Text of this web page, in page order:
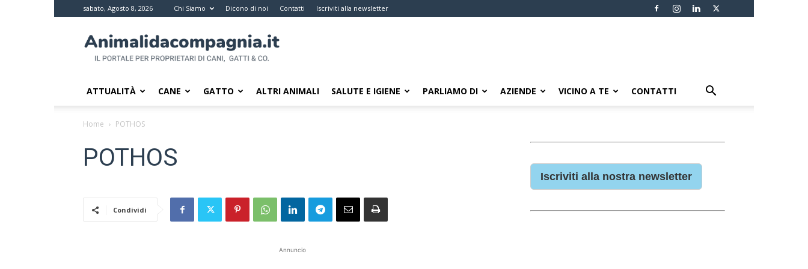
sabato, Agosto 8, 2026 Chi Siamo Dicono di noi Contatti Iscriviti alla newsletter
da
compagnia
Il
ATTUALITÀ CANE GATTO ALTRI ANIMALI SALUTE E IGIENE PARLIAMO DI AZIENDE VICINO A TE CONTATTI
Home POTHOS
POTHOS
Condividi
Annuncio
Iscriviti alla nostra newsletter